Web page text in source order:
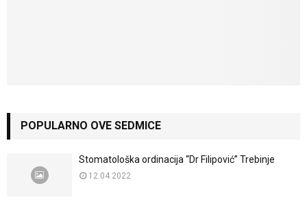
POPULARNO OVE SEDMICE
Stomatološka ordinacija “Dr Filipović” Trebinje
12.04.2022